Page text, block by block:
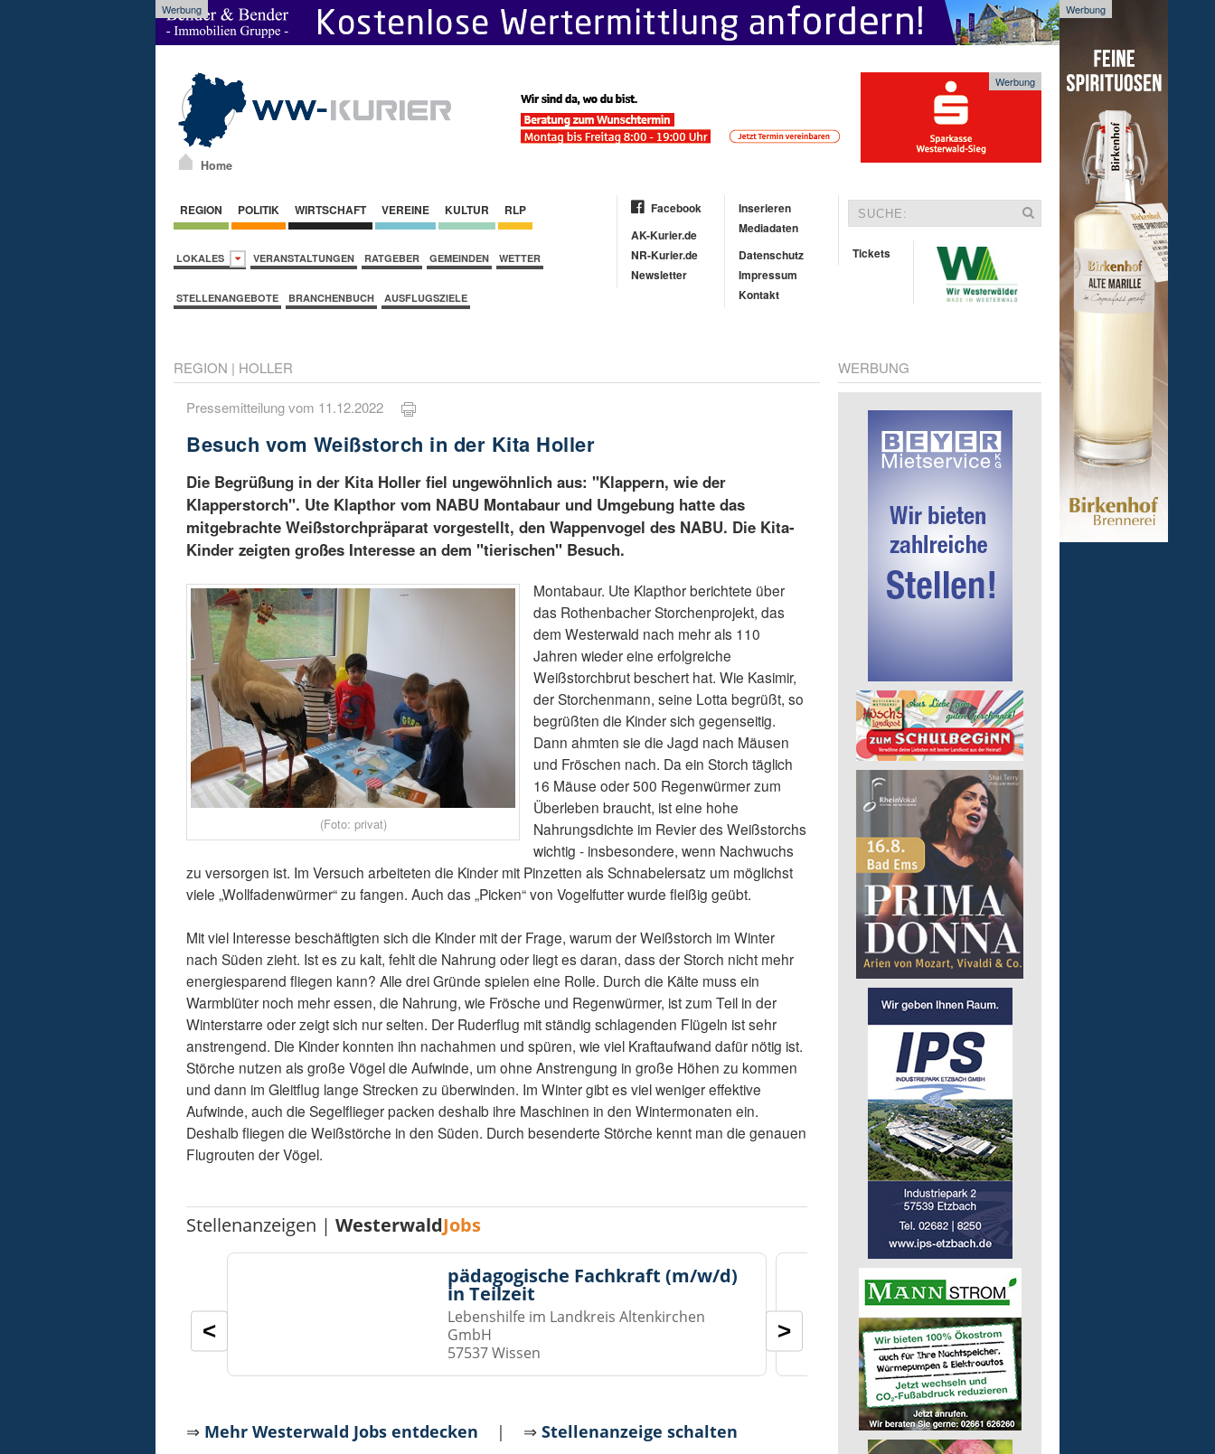
Werbung Werbung
Home
Werbung
REGION POLITIK WIRTSCHAFT VEREINE KULTUR RLP
LOKALES VERANSTALTUNGEN RATGEBER GEMEINDEN WETTER
STELLENANGEBOTE BRANCHENBUCH AUSFLUGSZIELE
Facebook
AK-Kurier.de
NR-Kurier.de
Newsletter
Inserieren
Mediadaten
Datenschutz
Impressum
Kontakt
Tickets
REGION | HOLLER
Pressemitteilung vom 11.12.2022
Besuch vom Weißstorch in der Kita Holler
Die Begrüßung in der Kita Holler fiel ungewöhnlich aus: "Klappern, wie der
Klapperstorch". Ute Klapthor vom NABU Montabaur und Umgebung hatte das
mitgebrachte Weißstorchpräparat vorgestellt, den Wappenvogel des NABU. Die Kita-
Kinder zeigten großes Interesse an dem "tierischen" Besuch.
(Foto: privat)
Montabaur. Ute Klapthor berichtete über
das Rothenbacher Storchenprojekt, das
dem Westerwald nach mehr als 110
Jahren wieder eine erfolgreiche
Weißstorchbrut beschert hat. Wie Kasimir,
der Storchenmann, seine Lotta begrüßt, so
begrüßten die Kinder sich gegenseitig.
Dann ahmten sie die Jagd nach Mäusen
und Fröschen nach. Da ein Storch täglich
16 Mäuse oder 500 Regenwürmer zum
Überleben braucht, ist eine hohe
Nahrungsdichte im Revier des Weißstorchs
wichtig - insbesondere, wenn Nachwuchs
zu versorgen ist. Im Versuch arbeiteten die Kinder mit Pinzetten als Schnabelersatz um möglichst
viele „Wollfadenwürmer“ zu fangen. Auch das „Picken“ von Vogelfutter wurde fleißig geübt.
Mit viel Interesse beschäftigten sich die Kinder mit der Frage, warum der Weißstorch im Winter
nach Süden zieht. Ist es zu kalt, fehlt die Nahrung oder liegt es daran, dass der Storch nicht mehr
energiesparend fliegen kann? Alle drei Gründe spielen eine Rolle. Durch die Kälte muss ein
Warmblüter noch mehr essen, die Nahrung, wie Frösche und Regenwürmer, ist zum Teil in der
Winterstarre oder zeigt sich nur selten. Der Ruderflug mit ständig schlagenden Flügeln ist sehr
anstrengend. Die Kinder konnten ihn nachahmen und spüren, wie viel Kraftaufwand dafür nötig ist.
Störche nutzen als große Vögel die Aufwinde, um ohne Anstrengung in große Höhen zu kommen
und dann im Gleitflug lange Strecken zu überwinden. Im Winter gibt es viel weniger effektive
Aufwinde, auch die Segelflieger packen deshalb ihre Maschinen in den Wintermonaten ein.
Deshalb fliegen die Weißstörche in den Süden. Durch besenderte Störche kennt man die genauen
Flugrouten der Vögel.
Stellenanzeigen |WesterwaldJobs
pädagogische Fachkraft (m/w/d)
in Teilzeit
Lebenshilfe im Landkreis Altenkirchen
GmbH
57537 Wissen
Auslieferungsfahrer/-in
für Mittagessen
Lebenshilfe im Landkreis
GmbH
57537 Mittelhof
< >
⇒ Mehr Westerwald Jobs entdecken | ⇒Stellenanzeige schalten
WERBUNG